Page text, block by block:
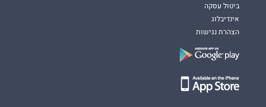
ביטול עסקה
אינדיבלוג
הצהרת נגישות